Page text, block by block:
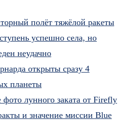
полёт тяжёлой ракеты
успешно села, но
неудачно
открыты сразу 4
планеты
лунного заката от Firefly
и значение миссии Blue